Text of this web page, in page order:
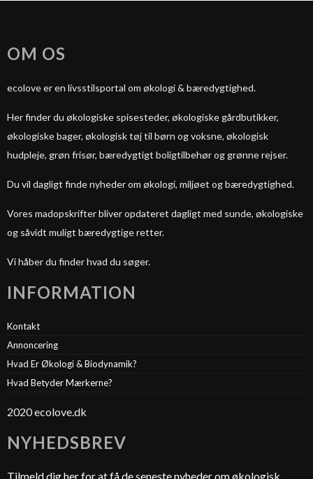
OM OS
ecolove er en livsstilsportal om økologi & bæredygtighed.
Her finder du økologiske spisesteder, økologiske gårdbutikker,
økologiske bager, økologisk tøj til børn og voksne, økologisk
hudpleje, grøn frisør, bæredygtigt boligtilbehør og grønne rejser.
Du vil dagligt finde nyheder om økologi, miljøet og bæredygtighed.
Vores madopskrifter bliver opdateret dagligt med sunde, økologiske
og såvidt muligt bæredygtige retter.
Vi håber du finder hvad du søger.
INFORMATION
Kontakt
Annoncering
Hvad Er Økologi & Biodynamik?
Hvad Betyder Mærkerne?
2020 ecolove.dk
NYHEDSBREV
Tilmeld dig her for at få de seneste nyheder om økologisk